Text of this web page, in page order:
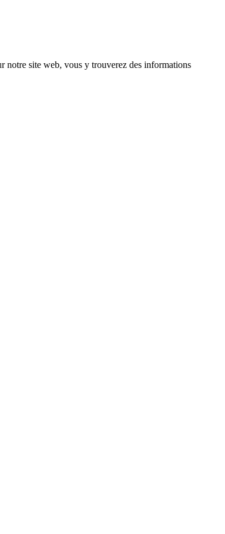
notre site web, vous y trouverez des informations